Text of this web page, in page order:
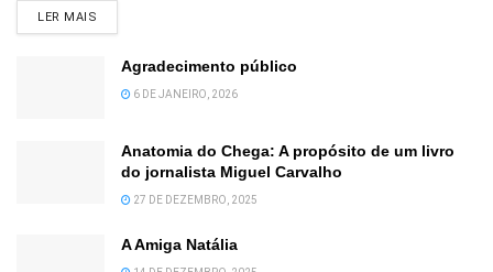
LER MAIS
Agradecimento público
6 DE JANEIRO, 2026
Anatomia do Chega: A propósito de um livro
do jornalista Miguel Carvalho
27 DE DEZEMBRO, 2025
A Amiga Natália